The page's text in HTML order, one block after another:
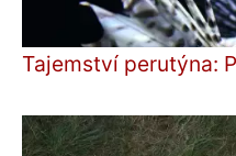
Tajemství perutýna: